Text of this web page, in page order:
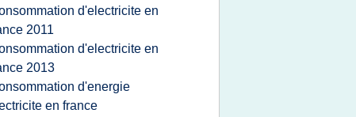
d'electricite en
2011
d'electricite en
2013
d'energie
en france